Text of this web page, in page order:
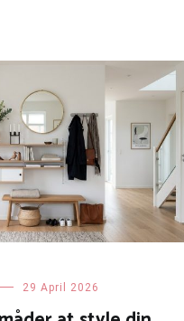
29 April 2026